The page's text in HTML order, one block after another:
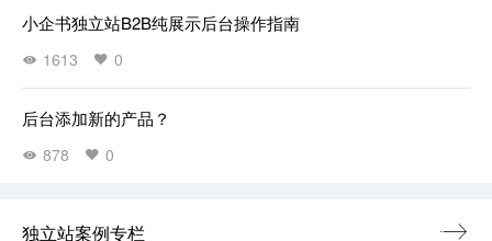
小企书独立站B2B纯展示后台操作指南
1613 0
后台添加新的产品？
878 0
独立站案例专栏